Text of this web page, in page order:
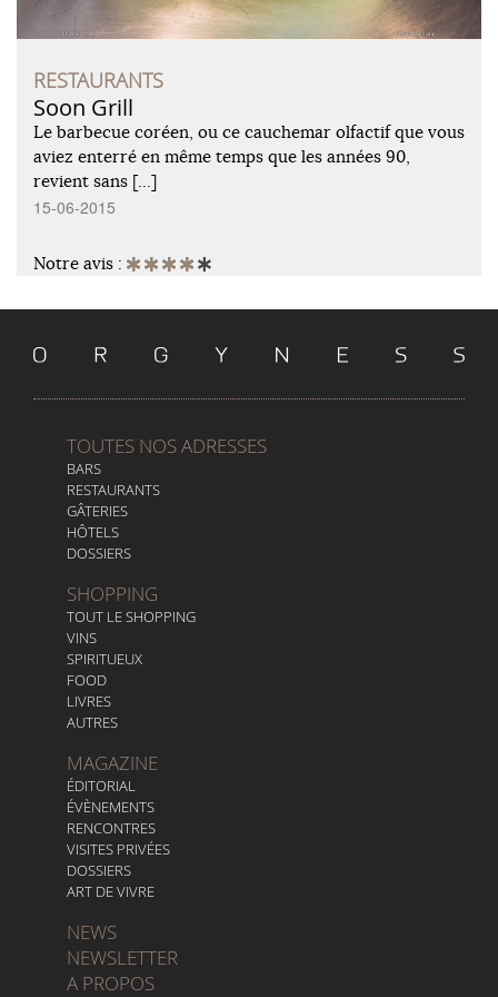
RESTAURANTS
Soon Grill
Le barbecue coréen, ou ce cauchemar olfactif que vous
aviez enterré en même temps que les années 90,
revient sans […]
15-06-2015
Notre avis :
TOUTES NOS ADRESSES
BARS
RESTAURANTS
GÂTERIES
HÔTELS
DOSSIERS
SHOPPING
TOUT LE SHOPPING
VINS
SPIRITUEUX
FOOD
LIVRES
AUTRES
MAGAZINE
ÉDITORIAL
ÉVÈNEMENTS
RENCONTRES
VISITES PRIVÉES
DOSSIERS
ART DE VIVRE
NEWS
NEWSLETTER
A PROPOS